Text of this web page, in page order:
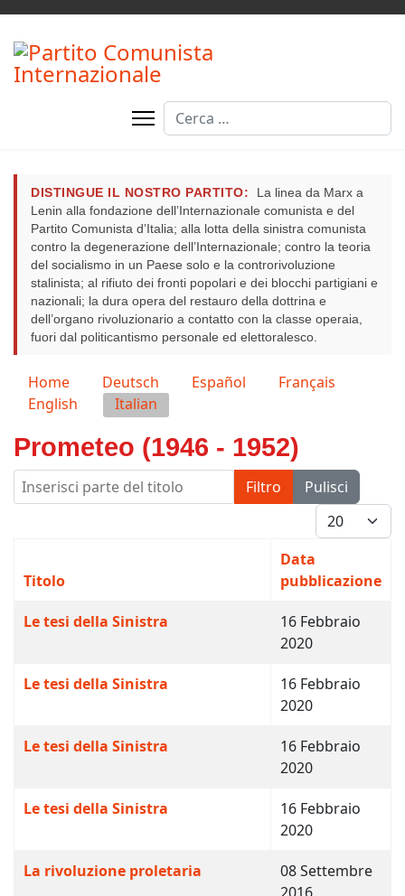
Cerca
DISTINGUE IL NOSTRO PARTITO:
La linea da Marx a
Lenin alla fondazione dell’Internazionale comunista e del
Partito Comunista d’Italia; alla lotta della sinistra comunista
contro la degenerazione dell’Internazionale; contro la teoria
del socialismo in un Paese solo e la controrivoluzione
stalinista; al rifiuto dei fronti popolari e dei blocchi partigiani e
nazionali; la dura opera del restauro della dottrina e
dell’organo rivoluzionario a contatto con la classe operaia,
fuori dal politicantismo personale ed elettoralesco.
Seleziona la tua lingua
Home Deutsch Español
Français
English
Italian
Prometeo (1946 - 1952)
Inserisci parte del titolo Filtro
Pulisci
Visualizza #
Titolo
Data
pubblicazione
Le tesi della Sinistra
16 Febbraio
2020
Le tesi della Sinistra
16 Febbraio
2020
Le tesi della Sinistra
16 Febbraio
2020
Le tesi della Sinistra
16 Febbraio
2020
La rivoluzione proletaria
08 Settembre